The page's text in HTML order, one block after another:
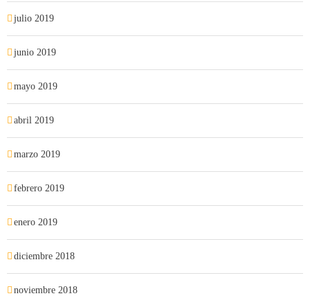
julio 2019
junio 2019
mayo 2019
abril 2019
marzo 2019
febrero 2019
enero 2019
diciembre 2018
noviembre 2018